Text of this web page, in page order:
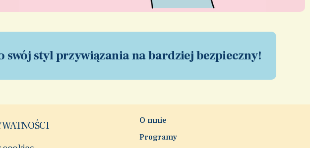
styl przywiązania na bardziej bezpieczny!
O mnie
Programy